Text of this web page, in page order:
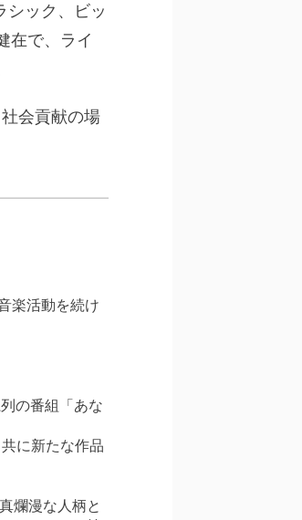
シック、ビッ
在で、ライ
会貢献の場
楽活動を続け
の番組「あな
に新たな作品
爛漫な人柄と